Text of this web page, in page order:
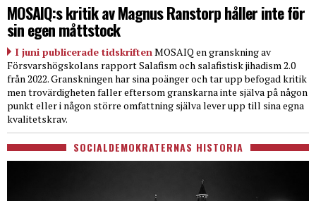
MOSAIQ:s kritik av Magnus Ranstorp håller inte för
sin egen måttstock
I juni publicerade tidskriften MOSAIQ en granskning av
Försvarshögskolans rapport Salafism och salafistisk jihadism 2.0
från 2022. Granskningen har sina poänger och tar upp befogad kritik
men trovärdigheten faller eftersom granskarna inte själva på någon
punkt eller i någon större omfattning själva lever upp till sina egna
kvalitetskrav.
SOCIALDEMOKRATERNAS HISTORIA